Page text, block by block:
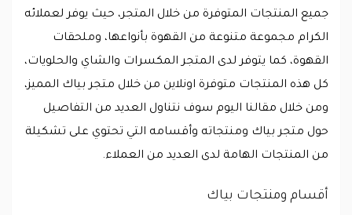
جميع المنتجات المتوفرة من خلال المتجر، حيث يوفر لعملائه
الكرام مجموعة متنوعة من القهوة بأنواعها، وملحقات
القهوة، كما يتوفر لدى المتجر المكسرات والشاي والحلويات،
كل هذه المنتجات متوفرة اونلاين من خلال متجر بياك المميز،
ومن خلال مقالنا اليوم سوف نتناول العديد من التفاصيل
حول متجر بياك ومنتجاته وأقسامه التي تحتوي على تشكيلة
من المنتجات الهامة لدى العديد من العملاء.
أقسام ومنتجات بياك